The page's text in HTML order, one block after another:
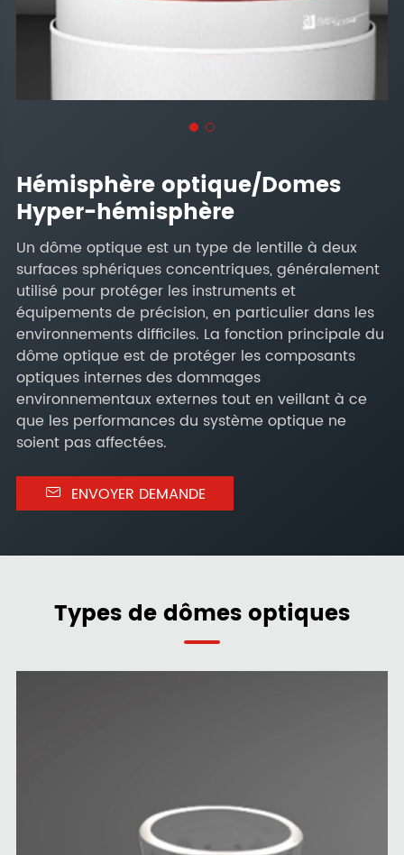
Hémisphère optique/Domes
Hyper-hémisphère
Un dôme optique est un type de lentille à deux
surfaces sphériques concentriques, généralement
utilisé pour protéger les instruments et
équipements de précision, en particulier dans les
environnements difficiles. La fonction principale du
dôme optique est de protéger les composants
optiques internes des dommages
environnementaux externes tout en veillant à ce
que les performances du système optique ne
soient pas affectées.
 ENVOYER DEMANDE
Types de dômes optiques